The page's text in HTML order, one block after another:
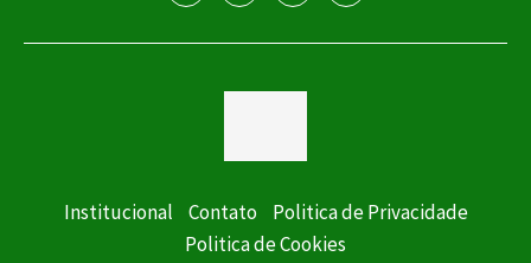
Institucional Contato
Politica de Privacidade
Politica de Cookies